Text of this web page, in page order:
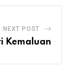
NEXT POST
Kemaluan